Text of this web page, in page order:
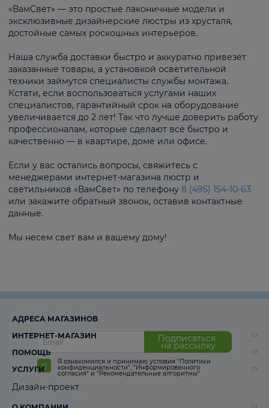
«ВамСвет» — это простые лаконичные модели и
эксклюзивные дизайнерские люстры из хрусталя,
достойные самых роскошных интерьеров.
Наша служба доставки быстро и аккуратно привезет
заказанные товары, а установкой осветительной
техники займутся специалисты службы монтажа.
Кстати, если воспользоваться услугами наших
специалистов, гарантийный срок на оборудование
увеличивается до 2 лет! Так что лучше доверить работу
профессионалам, которые сделают всё быстро и
качественно — в квартире, доме или офисе.
Если у вас остались вопросы, свяжитесь с
менеджерами интернет-магазина люстр и
светильников «ВамСвет» по телефону 8 (495) 154-10-63
или закажите обратный звонок, оставив контактные
данные.
Мы несем свет вам и вашему дому!
Подписаться
на рассылку
Я ознакомился и принимаю условия “Политики
конфиденциальности”, “Информированного
согласия“ и “Рекомендательные алгоритмы“
АДРЕСА МАГАЗИНОВ
ИНТЕРНЕТ-МАГАЗИН
ПОМОЩЬ
УСЛУГИ
Дизайн-проект